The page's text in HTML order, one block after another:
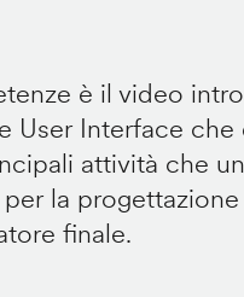
è il video
User Interface che
attività che
la
finale.